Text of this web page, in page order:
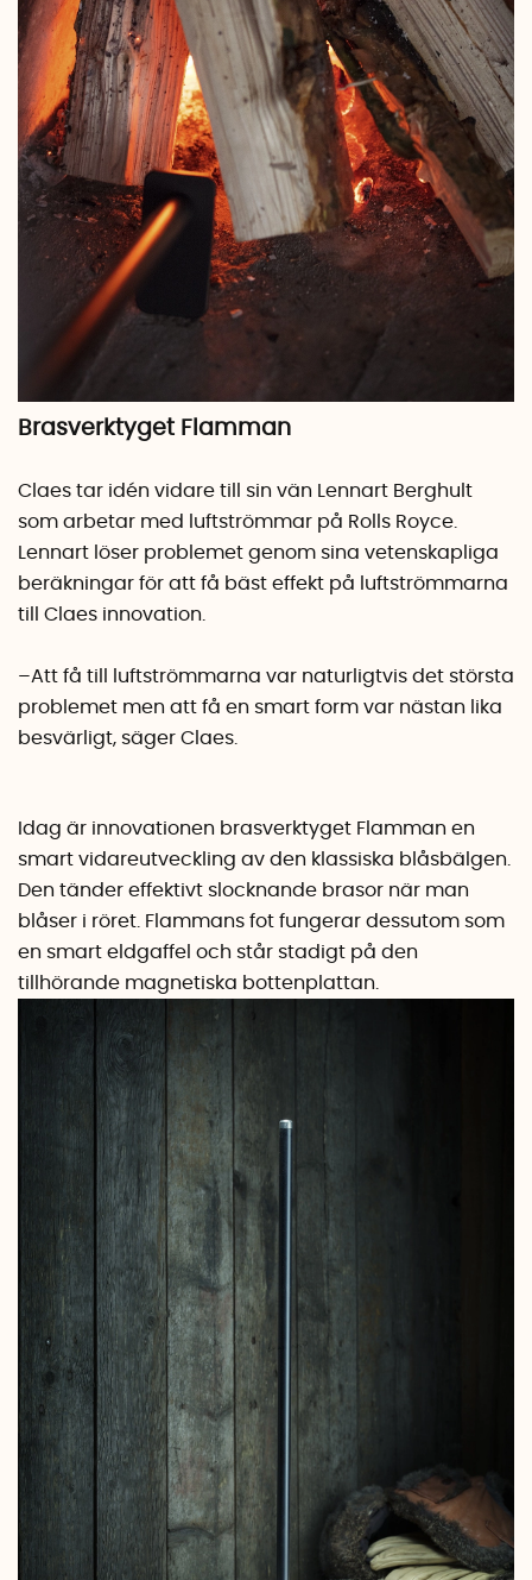
Brasverktyget Flamman
Claes tar idén vidare till sin vän Lennart Berghult
som arbetar med luftströmmar på Rolls Royce.
Lennart löser problemet genom sina vetenskapliga
beräkningar för att få bäst effekt på luftströmmarna
till Claes innovation.
–Att få till luftströmmarna var naturligtvis det största
problemet men att få en smart form var nästan lika
besvärligt, säger Claes.
Idag är innovationen brasverktyget Flamman en
smart vidareutveckling av den klassiska blåsbälgen.
Den tänder effektivt slocknande brasor när man
blåser i röret. Flammans fot fungerar dessutom som
en smart eldgaffel och står stadigt på den
tillhörande magnetiska bottenplattan.